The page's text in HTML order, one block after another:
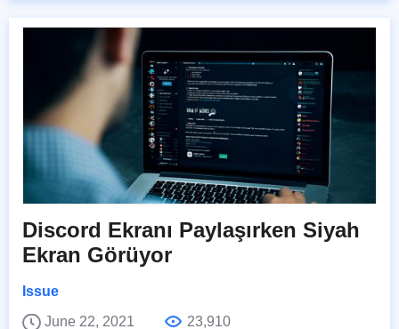
Discord Ekranı Paylaşırken Siyah
Ekran Görüyor
Issue
June 22, 2021
23,910